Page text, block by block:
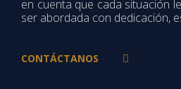
en cuenta que cada situación
ser abordada con dedicación,
CONTÁCTANOS